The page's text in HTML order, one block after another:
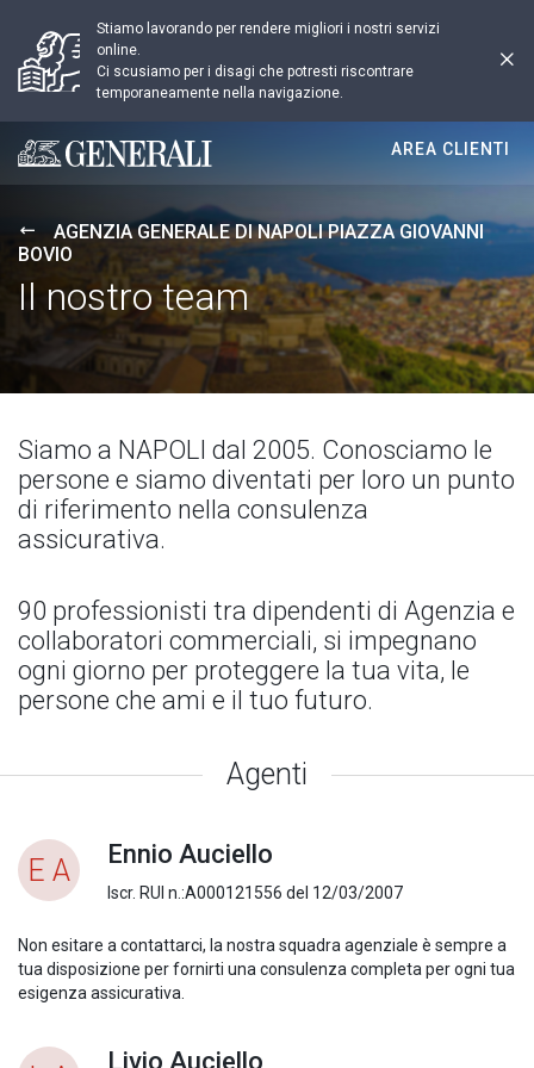
Stiamo lavorando per rendere migliori i nostri servizi
online.
Ci scusiamo per i disagi che potresti riscontrare
temporaneamente nella navigazione.
Generali logo
AREA CLIENTI
AGENZIA GENERALE DI NAPOLI PIAZZA GIOVANNI
BOVIO
Il nostro team
Siamo a NAPOLI dal 2005. Conosciamo le
persone e siamo diventati per loro un punto
di riferimento nella consulenza
assicurativa.
90 professionisti tra dipendenti di Agenzia e
collaboratori commerciali, si impegnano
ogni giorno per proteggere la tua vita, le
persone che ami e il tuo futuro.
Agenti
E A Ennio Auciello
Iscr. RUI n.:A000121556 del 12/03/2007
Non esitare a contattarci, la nostra squadra agenziale è sempre a
tua disposizione per fornirti una consulenza completa per ogni tua
esigenza assicurativa.
Livio Auciello